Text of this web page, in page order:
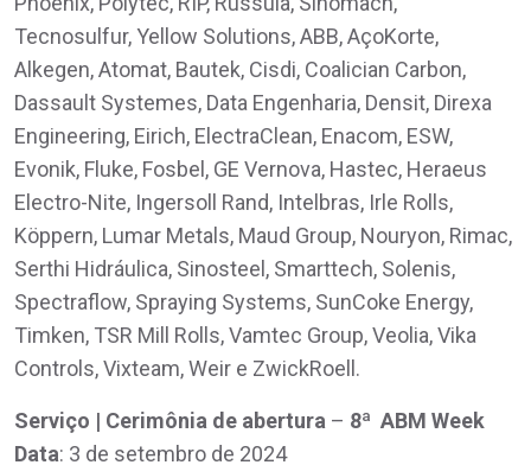
Tecnosulfur, Yellow Solutions, ABB, AçoKorte,
Alkegen, Atomat, Bautek, Cisdi, Coalician Carbon,
Dassault Systemes, Data Engenharia, Densit, Direxa
Engineering, Eirich, ElectraClean, Enacom, ESW,
Evonik, Fluke, Fosbel, GE Vernova, Hastec, Heraeus
Electro-Nite, Ingersoll Rand, Intelbras, Irle Rolls,
Köppern, Lumar Metals, Maud Group, Nouryon, Rimac,
Serthi Hidráulica, Sinosteel, Smarttech, Solenis,
Spectraflow, Spraying Systems, SunCoke Energy,
Timken, TSR Mill Rolls, Vamtec Group, Veolia, Vika
Controls, Vixteam, Weir e ZwickRoell.
Serviço | Cerimônia de abertura – 8ª ABM Week
Data: 3 de setembro de 2024